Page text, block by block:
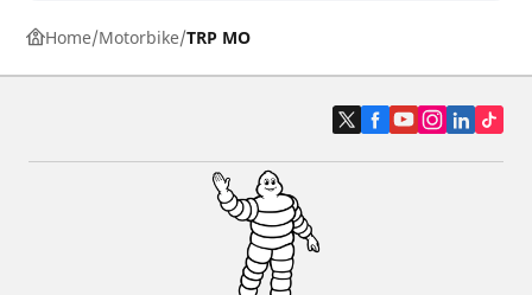
Home Motorbike TRP MO